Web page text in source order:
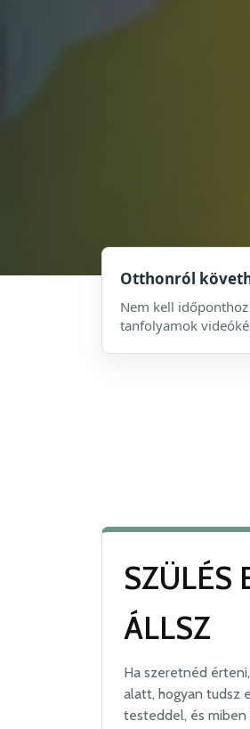
Otthonról
Nem kell
tanfolyamok
SZÜLÉS
ÁLLSZ
Ha szeretnéd
alatt, hogyan tudsz
testeddel, és miben